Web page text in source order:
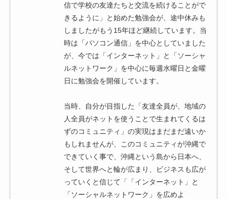
信で学校の友達たちと交流を続けることがで
きるように」と始めた勉強会が、途中休みも
しましたがもう15年ほど継続しています。当
時は「パソコン通信」を中心としていました
が、今では「インターネット」と「ソーシャ
ルネットワーク」を中心に毎週水曜日と金曜
日に勉強会を開催しています。
当時、自分が目指した「友達全員が、地域の
人全員がネットを使うことで生まれてくるは
ずのコミュニティ」の実現はまだまだ遠いか
もしれませんが、このコミュニティが沖縄で
できていく事で、沖縄という島から日本へ、
そして世界へと輪が広まり、ビジネスも広が
っていくと信じて「「インターネット」と
「ソーシャルネットワーク」を広めよ